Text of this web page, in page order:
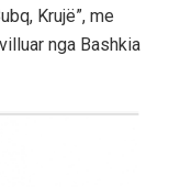
Krujë”, me
nga Bashkia